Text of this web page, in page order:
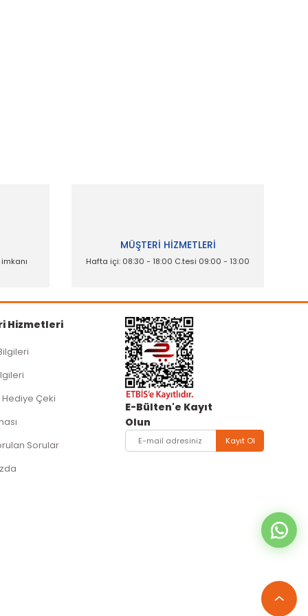
MÜŞTERİ HİZMETLERİ
Hafta içi: 08:30 - 18:00 C.tesi 09:00 - 13:00
Hizmetleri
Çeki
Sorular
E-Bülten'e Kayıt
Olun
Kayıt Ol